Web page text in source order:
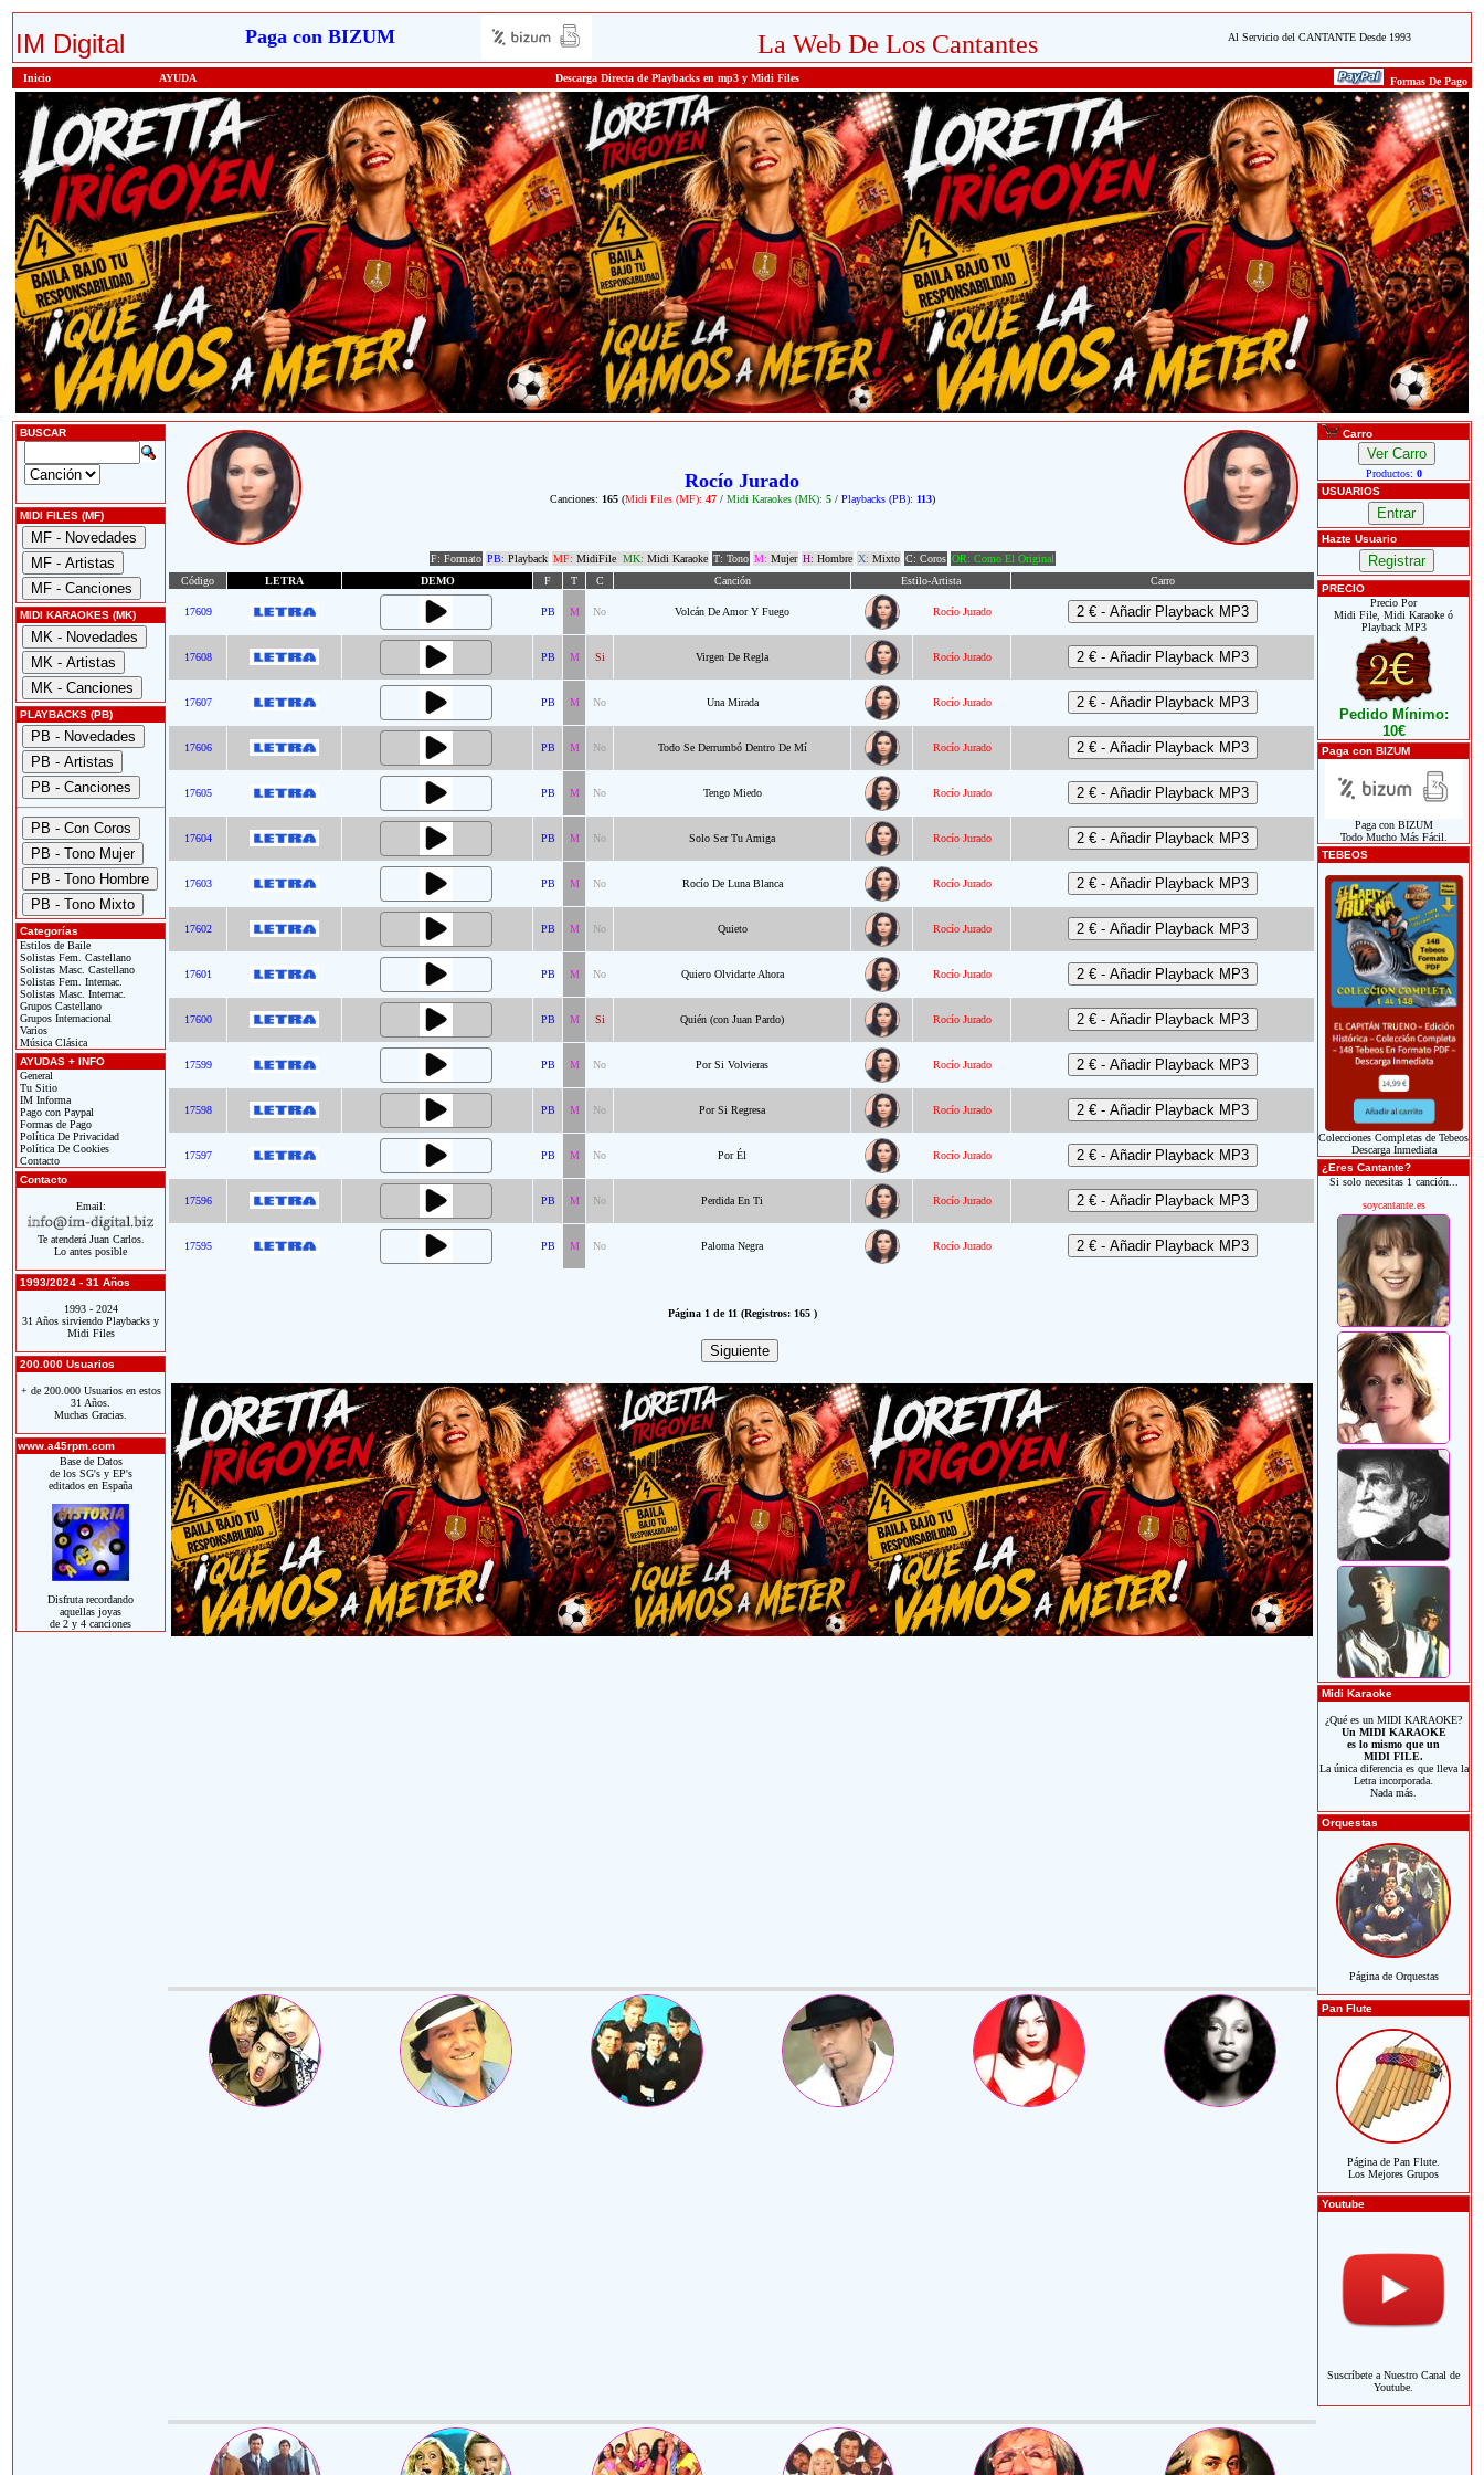
IM Digital Paga con BIZUM La Web De Los Cantantes Al Servicio del CANTANTE Desde 1993
Inicio AYUDA Descarga Directa de Playbacks en mp3 y Midi Files Formas De Pago
BUSCAR
MIDI FILES (MF)
MIDI KARAOKES (MK)
PLAYBACKS (PB)
Categorías
Estilos de Baile
Solistas Fem. Castellano
Solistas Masc. Castellano
Solistas Fem. Internac.
Solistas Masc. Internac.
Grupos Castellano
Grupos Internacional
Varios
Música Clásica
AYUDAS + INFO
General
Tu Sitio
IM Informa
Pago con Paypal
Formas de Pago
Política De Privacidad
Política De Cookies
Contacto
Contacto
Email:
Te atenderá Juan Carlos.
Lo antes posible
1993/2024 - 31 Años
1993 - 2024
31 Años sirviendo Playbacks y
Midi Files
200.000 Usuarios
+ de 200.000 Usuarios en estos
31 Años.
Muchas Gracias.
www.a45rpm.com
Base de Datos
de los SG's y EP's
editados en España
Disfruta recordando
aquellas joyas
de 2 y 4 canciones
Rocío Jurado
Canciones: 165(Midi Files (MF): 47/Midi Karaokes (MK): 5/ Playbacks (PB): 113)
F: Formato PB: Playback MF: MidiFile MK: Midi Karaoke T: Tono M: Mujer H: Hombre X: Mixto C: Coros OR: Como El Original
Código
LETRA DEMO F T C Canción Estilo-Artista Carro
17609 PB M No Volcán De Amor Y Fuego Rocío Jurado
17608 PB M Si Virgen De Regla Rocío Jurado
17607 PB M No Una Mirada Rocío Jurado
17606 PB M No Todo Se Derrumbó Dentro De Mí Rocío Jurado
17605 PB M No Tengo Miedo Rocío Jurado
17604 PB M No Solo Ser Tu Amiga Rocío Jurado
17603 PB M No Rocío De Luna Blanca Rocío Jurado
17602 PB M No Quieto Rocío Jurado
17601 PB M No Quiero Olvidarte Ahora Rocío Jurado
17600 PB M Si Quién (con Juan Pardo) Rocío Jurado
17599 PB M No Por Si Volvieras Rocío Jurado
17598 PB M No Por Si Regresa Rocío Jurado
17597 PB M No Por Él Rocío Jurado
17596 PB M No Perdida En Ti Rocío Jurado
17595 PB M No Paloma Negra Rocío Jurado
Página 1 de 11 (Registros: 165 )
Carro
Productos: 0
USUARIOS
Hazte Usuario
PRECIO
Precio Por
Midi File, Midi Karaoke ó
Playback MP3
Pedido Mínimo:
10€
Paga con BIZUM
Paga con BIZUM
Todo Mucho Más Fácil.
TEBEOS
Colecciones Completas de Tebeos
Descarga Inmediata
¿Eres Cantante?
Si solo necesitas 1 canción...
soycantante.es
Midi Karaoke
¿Qué es un MIDI KARAOKE?
Un MIDI KARAOKE
es lo mismo que un
MIDI FILE.
La única diferencia es que lleva la
Letra incorporada.
Nada más.
Orquestas
Página de Orquestas
Pan Flute
Página de Pan Flute.
Los Mejores Grupos
Youtube
Suscríbete a Nuestro Canal de
Youtube.